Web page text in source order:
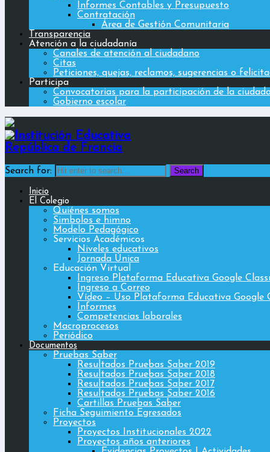
Informes Contables y Presupuesto
Contratación
Área de Gestión Comunitaria
Transparencia
Atención a la ciudadanía
Canales de atención al ciudadano
Citas
Peticiones, quejas, reclamos, sugerencias o
Participa
Convocatorias para la participación de la
Gobierno escolar
Search for:
Inicio
El Colegio
Quiénes somos
Simbolos e himno
Modelo Pedagógico
Servicios Académicos
Niveles educativos
Jornada Única
Educación Virtual
Ingreso Plataforma Educativa Google
Ingreso a Correo
Vídeo – Uso Plataforma Educativa Google
Informes
Competencias laborales
Macroprocesos
Periódico
Documentos
Pruebas Saber
Resultados Pruebas Saber 2019
Resultados Pruebas Saber 2018
Resultados Pruebas Saber 2017
Resultados Pruebas Saber 2016
Cartillas Pruebas Saber
Ficha Seguimiento Egresados
Proyectos
Proyectos Institucionales 2022
Proyectos años anteriores